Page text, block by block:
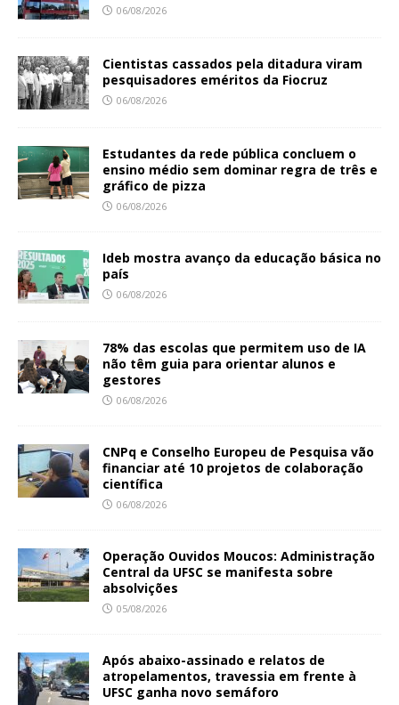
06/08/2026
Cientistas cassados pela ditadura viram
pesquisadores eméritos da Fiocruz
06/08/2026
Estudantes da rede pública concluem o
ensino médio sem dominar regra de três e
gráfico de pizza
06/08/2026
Ideb mostra avanço da educação básica no
país
06/08/2026
78% das escolas que permitem uso de IA
não têm guia para orientar alunos e
gestores
06/08/2026
CNPq e Conselho Europeu de Pesquisa vão
financiar até 10 projetos de colaboração
científica
06/08/2026
Operação Ouvidos Moucos: Administração
Central da UFSC se manifesta sobre
absolvições
05/08/2026
Após abaixo-assinado e relatos de
atropelamentos, travessia em frente à
UFSC ganha novo semáforo